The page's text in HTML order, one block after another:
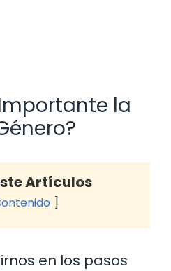
la
Artículos
en los pasos